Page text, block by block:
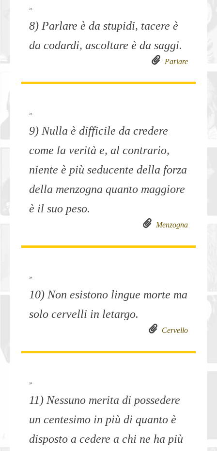
»
8) Parlare è da stupidi, tacere è
da codardi, ascoltare è da saggi.
Parlare
»
9) Nulla è difficile da credere
come la verità e, al contrario,
niente è più seducente della forza
della menzogna quanto maggiore
è il suo peso.
Menzogna
»
10) Non esistono lingue morte ma
solo cervelli in letargo.
Cervello
»
11) Nessuno merita di possedere
un centesimo in più di quanto è
disposto a cedere a chi ne ha più